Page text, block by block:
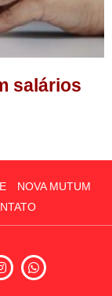
salários
NOVA MUTUM